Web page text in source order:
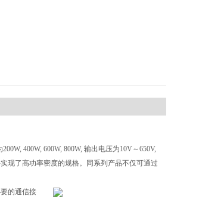
400W, 600W, 800W, 输出电压为10V～650V,
现了高功率密度的规格。同系列产品不仅可通过
的通信接